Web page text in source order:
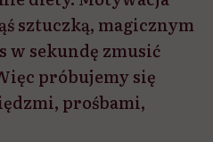
sztuczką, magicznym
sekundę zmusić
próbujemy się
prośbami,